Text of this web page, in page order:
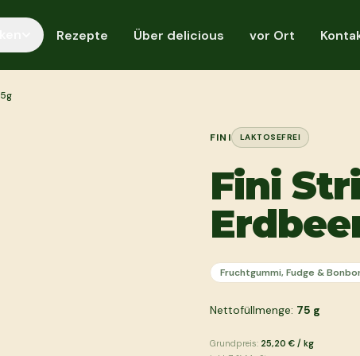
Rezepte Über delicious vor Ort
FINI LAKTOSEFREI
Fini
Fruchtgummi, Fudge &
Nettofüllmenge: 75 g
Grundpreis: 25,20 € / kg